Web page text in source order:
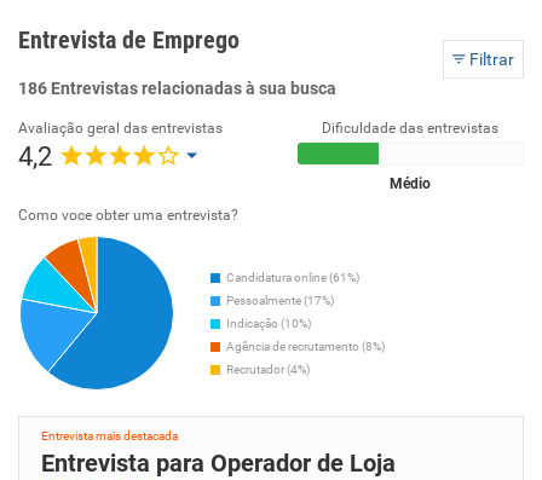
Entrevista de Emprego
Filtrar
186 Entrevistas relacionadas à sua busca
Avaliação geral das entrevistas
4,2
Dificuldade das entrevistas
Médio
Como voce obter uma entrevista?
Candidatura online (61%)
Pessoalmente (17%)
Indicação (10%)
Agência de recrutamento (8%)
Recrutador (4%)
Entrevista mais destacada
Entrevista para Operador de Loja